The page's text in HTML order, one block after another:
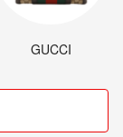
GUCCI